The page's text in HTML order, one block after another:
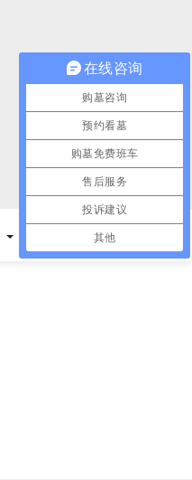
在线咨询
购墓咨询
预约看墓
购墓免费班车
售后服务
投诉建议
其他